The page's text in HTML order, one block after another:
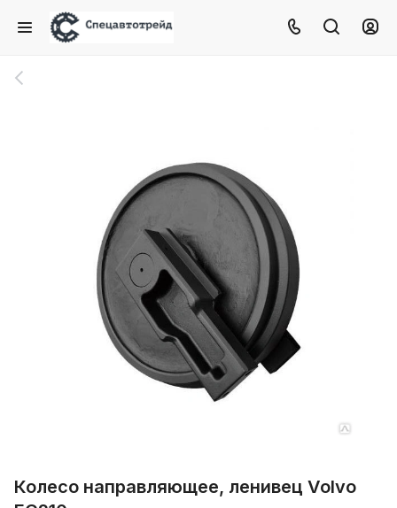
Колесо направляющее, ленивец Volvo